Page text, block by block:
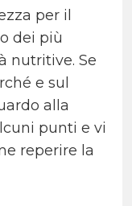
per il
dei più
nutritive. Se
e sul
alla
punti e vi
reperire la